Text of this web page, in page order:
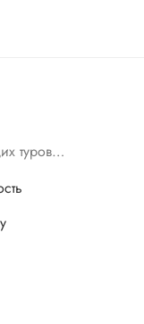
туров…